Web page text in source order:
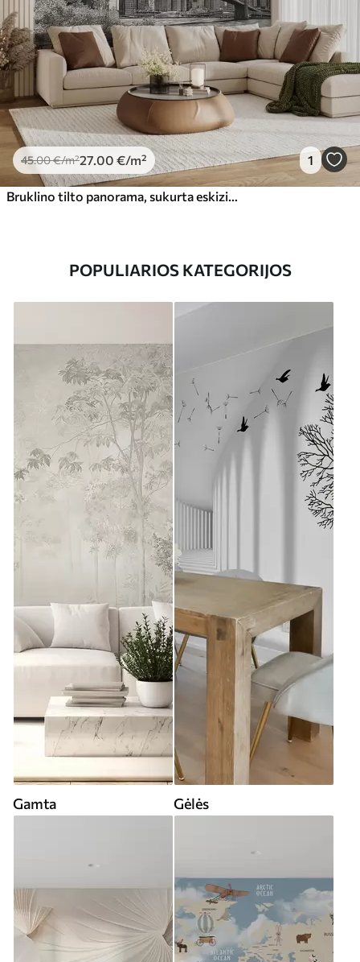
45.00€/m²27 .00 €/m² 1
POPULIARIOS KATEGORIJOS
Gamta Gėlės